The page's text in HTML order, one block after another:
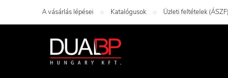
A vásárlás lépései Katalógusok Üzleti feltételek (ÁSZF)